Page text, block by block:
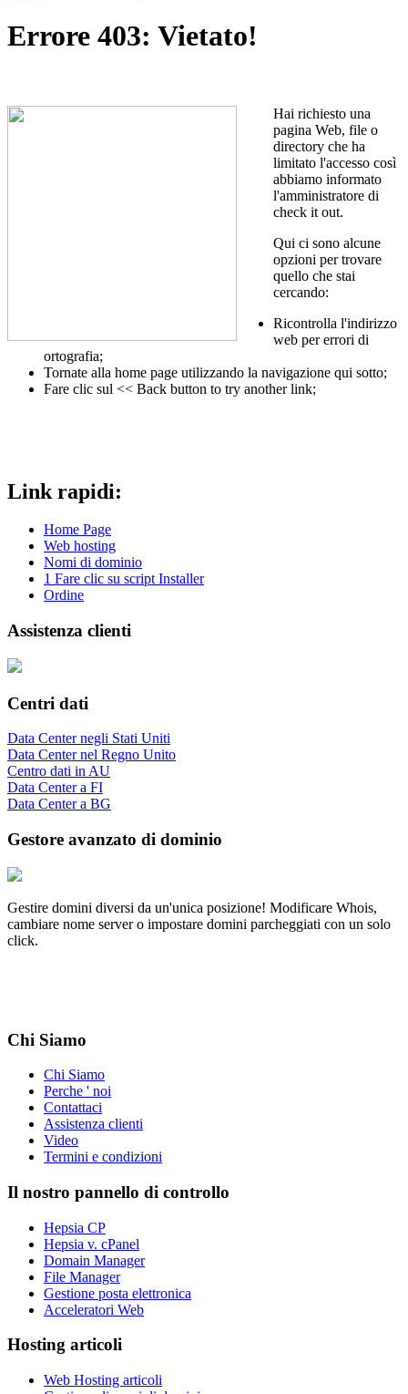
Errore 403: Vietato!
Hai richiesto una
pagina Web, file o
directory che ha
limitato l'accesso così
abbiamo informato
l'amministratore di
check it out.
Qui ci sono alcune
opzioni per trovare
quello che stai
cercando:
Ricontrolla l'indirizzo
web per errori di
ortografia;
Tornate alla home page utilizzando la navigazione qui sotto;
Fare clic sul << Back button to try another link;
Link rapidi:
Home Page
Web hosting
Nomi di dominio
1 Fare clic su script Installer
Ordine
Assistenza clienti
Centri dati
Data Center negli Stati Uniti
Data Center nel Regno Unito
Centro dati in AU
Data Center a FI
Data Center a BG
Gestore avanzato di dominio
Gestire domini diversi da un'unica posizione! Modificare Whois,
cambiare nome server o impostare domini parcheggiati con un solo
click.
Chi Siamo
Chi Siamo
Perche ' noi
Contattaci
Assistenza clienti
Video
Termini e condizioni
Il nostro pannello di controllo
Hepsia CP
Hepsia v. cPanel
Domain Manager
File Manager
Gestione posta elettronica
Acceleratori Web
Hosting articoli
Web Hosting articoli